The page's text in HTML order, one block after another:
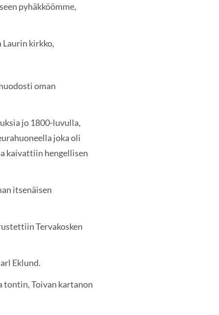
pyhäkköömme,
Laurin kirkko,
oman
jo 1800-luvulla,
joka oli
kaivattiin hengellisen
itsenäisen
Tervakosken
Eklund.
tontin, Toivan kartanon